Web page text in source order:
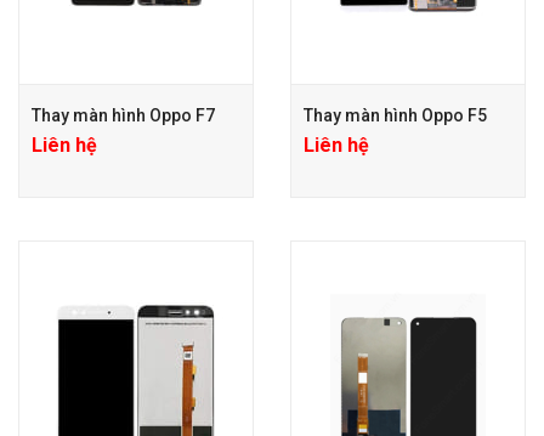
Thay màn hình Oppo F7
Liên hệ
Thay màn hình Oppo F5
Liên hệ